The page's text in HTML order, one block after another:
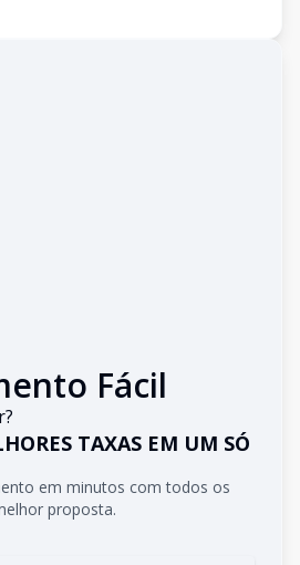
Fácil
TAXAS EM UM SÓ
em minutos com todos os
proposta.